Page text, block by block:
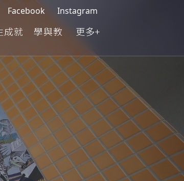
Facebook Instagram
成就 學與教 更多+